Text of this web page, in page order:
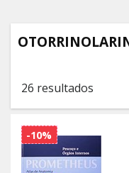
26 resultados
-10%